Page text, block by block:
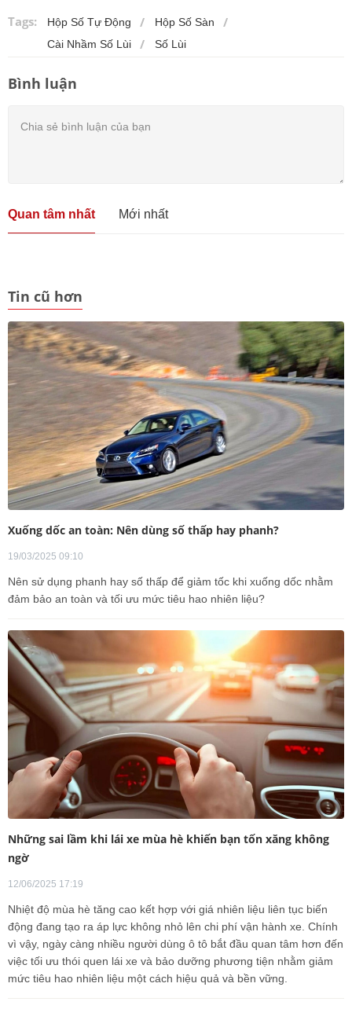
Tags: Hộp Số Tự Động
Hộp Số Sàn
Cài Nhầm Số Lùi
Số Lùi
Bình luận
Quan tâm nhất Mới nhất
Tin cũ hơn
Xuống dốc an toàn: Nên dùng số thấp hay phanh?
19/03/2025 09:10
Nên sử dụng phanh hay số thấp để giảm tốc khi xuống dốc nhằm
đảm bảo an toàn và tối ưu mức tiêu hao nhiên liệu?
Những sai lầm khi lái xe mùa hè khiến bạn tốn xăng không
ngờ
12/06/2025 17:19
Nhiệt độ mùa hè tăng cao kết hợp với giá nhiên liệu liên tục biến
động đang tạo ra áp lực không nhỏ lên chi phí vận hành xe. Chính
vì vậy, ngày càng nhiều người dùng ô tô bắt đầu quan tâm hơn đến
việc tối ưu thói quen lái xe và bảo dưỡng phương tiện nhằm giảm
mức tiêu hao nhiên liệu một cách hiệu quả và bền vững.